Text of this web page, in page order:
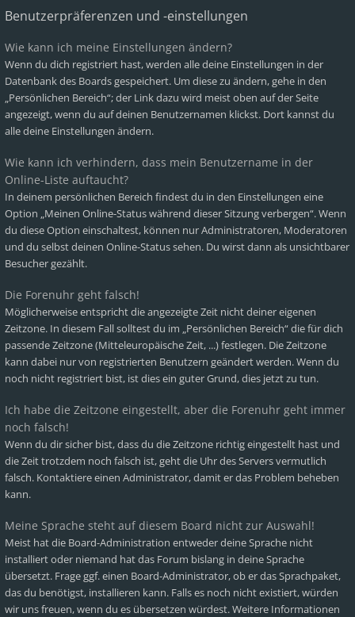
Benutzerpräferenzen und -einstellungen
Wie kann ich meine Einstellungen ändern?
Wenn du dich registriert hast, werden alle deine Einstellungen in der
Datenbank des Boards gespeichert. Um diese zu ändern, gehe in den
„Persönlichen Bereich“; der Link dazu wird meist oben auf der Seite
angezeigt, wenn du auf deinen Benutzernamen klickst. Dort kannst du
alle deine Einstellungen ändern.
Wie kann ich verhindern, dass mein Benutzername in der
Online-Liste auftaucht?
In deinem persönlichen Bereich findest du in den Einstellungen eine
Option „Meinen Online-Status während dieser Sitzung verbergen“. Wenn
du diese Option einschaltest, können nur Administratoren, Moderatoren
und du selbst deinen Online-Status sehen. Du wirst dann als unsichtbarer
Besucher gezählt.
Die Forenuhr geht falsch!
Möglicherweise entspricht die angezeigte Zeit nicht deiner eigenen
Zeitzone. In diesem Fall solltest du im „Persönlichen Bereich“ die für dich
passende Zeitzone (Mitteleuropäische Zeit, ...) festlegen. Die Zeitzone
kann dabei nur von registrierten Benutzern geändert werden. Wenn du
noch nicht registriert bist, ist dies ein guter Grund, dies jetzt zu tun.
Ich habe die Zeitzone eingestellt, aber die Forenuhr geht immer
noch falsch!
Wenn du dir sicher bist, dass du die Zeitzone richtig eingestellt hast und
die Zeit trotzdem noch falsch ist, geht die Uhr des Servers vermutlich
falsch. Kontaktiere einen Administrator, damit er das Problem beheben
kann.
Meine Sprache steht auf diesem Board nicht zur Auswahl!
Meist hat die Board-Administration entweder deine Sprache nicht
installiert oder niemand hat das Forum bislang in deine Sprache
übersetzt. Frage ggf. einen Board-Administrator, ob er das Sprachpaket,
das du benötigst, installieren kann. Falls es noch nicht existiert, würden
wir uns freuen, wenn du es übersetzen würdest. Weitere Informationen